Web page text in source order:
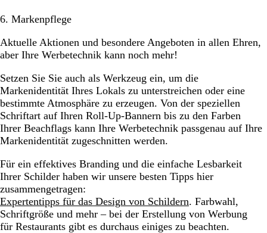
6. Markenpflege
Aktuelle Aktionen und besondere Angeboten in allen Ehren,
aber Ihre Werbetechnik kann noch mehr!
Setzen Sie Sie auch als Werkzeug ein, um die
Markenidentität Ihres Lokals zu unterstreichen oder eine
bestimmte Atmosphäre zu erzeugen. Von der speziellen
Schriftart auf Ihren Roll-Up-Bannern bis zu den Farben
Ihrer Beachflags kann Ihre Werbetechnik passgenau auf Ihre
Markenidentität zugeschnitten werden.
Für ein effektives Branding und die einfache Lesbarkeit
Ihrer Schilder haben wir unsere besten Tipps hier
zusammengetragen:
Expertentipps für das Design von Schildern. Farbwahl,
Schriftgröße und mehr – bei der Erstellung von Werbung
für Restaurants gibt es durchaus einiges zu beachten.